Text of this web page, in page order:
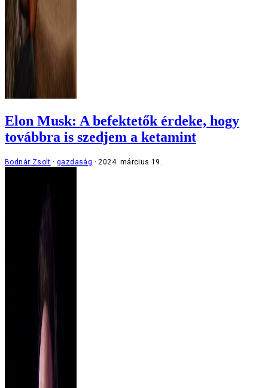
Elon Musk: A befektetők érdeke, hogy
továbbra is szedjem a ketamint
Bodnár Zsolt gazdaság 2024. március 19.